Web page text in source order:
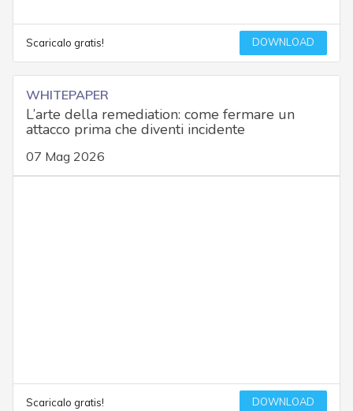
Scaricalo gratis! DOWNLOAD
WHITEPAPER
L’arte della remediation: come fermare un
attacco prima che diventi incidente
07 Mag 2026
Scaricalo gratis! DOWNLOAD